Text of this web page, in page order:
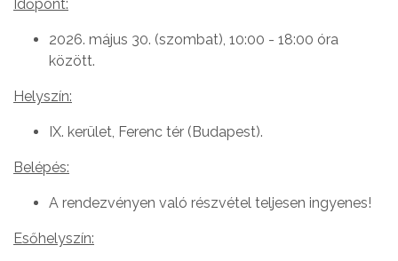
Időpont:
2026. május 30. (szombat), 10:00 - 18:00 óra
között.
Helyszín:
IX. kerület, Ferenc tér (Budapest).
Belépés:
A rendezvényen való részvétel teljesen ingyenes!
Esőhelyszín: